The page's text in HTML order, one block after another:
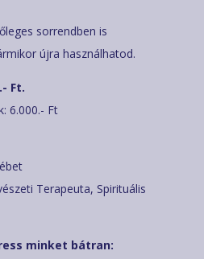
sorrendben is
újra használhatod.
Ft.
6.000.- Ft
Terapeuta, Spirituális
minket bátran: